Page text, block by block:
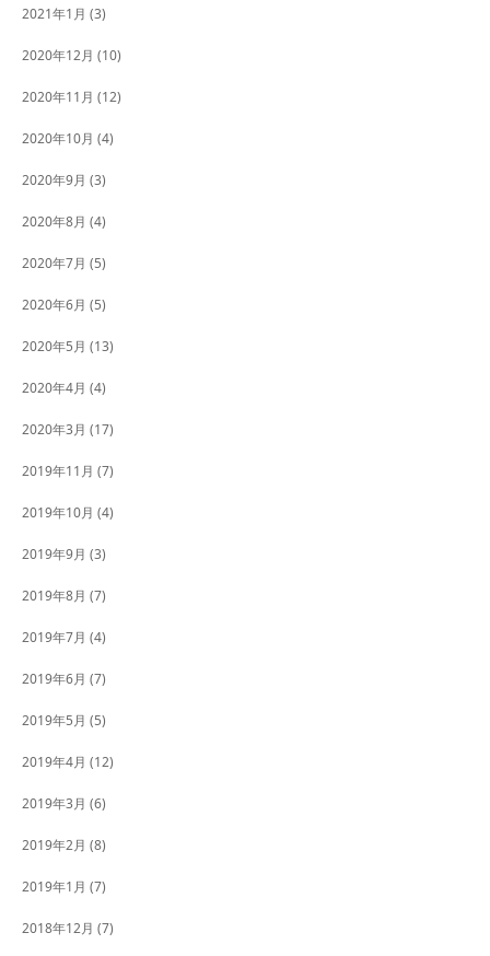
2021年1月 (3)
2020年12月 (10)
2020年11月 (12)
2020年10月 (4)
2020年9月 (3)
2020年8月 (4)
2020年7月 (5)
2020年6月 (5)
2020年5月 (13)
2020年4月 (4)
2020年3月 (17)
2019年11月 (7)
2019年10月 (4)
2019年9月 (3)
2019年8月 (7)
2019年7月 (4)
2019年6月 (7)
2019年5月 (5)
2019年4月 (12)
2019年3月 (6)
2019年2月 (8)
2019年1月 (7)
2018年12月 (7)